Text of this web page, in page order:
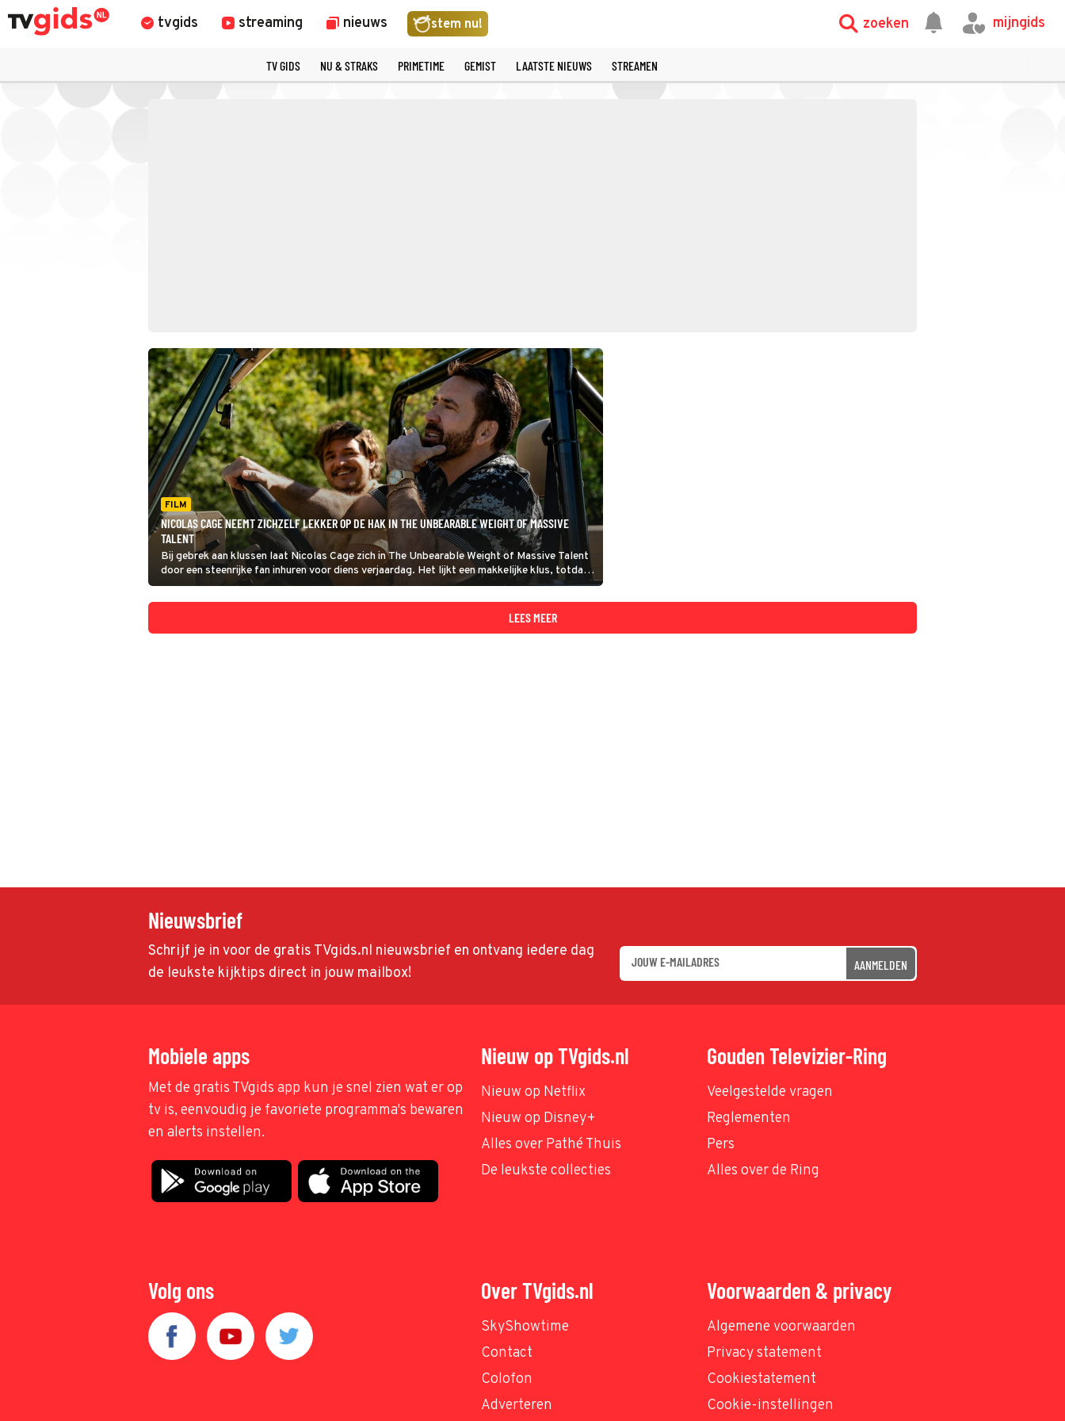
tvgids streaming nieuws stem nu! zoeken mijngids
TV GIDS NU & STRAKS PRIMETIME GEMIST LAATSTE NIEUWS STREAMEN
FILM
NICOLAS CAGE NEEMT ZICHZELF LEKKER OP DE HAK IN THE UNBEARABLE WEIGHT OF MASSIVE
TALENT
Bij gebrek aan klussen laat Nicolas Cage zich in The Unbearable Weight of Massive Talent
door een steenrijke fan inhuren voor diens verjaardag. Het lijkt een makkelijke klus, totdat
de CIA zich meldt bij Cage. Die superfan blijkt namelijk een levensgevaarlijke crimineel.
LEES MEER
Nieuwsbrief
Schrijf je in voor de gratis TVgids.nl nieuwsbrief en ontvang iedere dag
de leukste kijktips direct in jouw mailbox!
AANMELDEN
Mobiele apps
Met de gratis TVgids app kun je snel zien wat er op
tv is, eenvoudig je favoriete programma's bewaren
en alerts instellen.
Nieuw op TVgids.nl
Nieuw op Netflix
Nieuw op Disney+
Alles over Pathé Thuis
De leukste collecties
Gouden Televizier-Ring
Veelgestelde vragen
Reglementen
Pers
Alles over de Ring
Volg ons Over TVgids.nl
SkyShowtime
Contact
Colofon
Adverteren
Voorwaarden & privacy
Algemene voorwaarden
Privacy statement
Cookiestatement
Cookie-instellingen